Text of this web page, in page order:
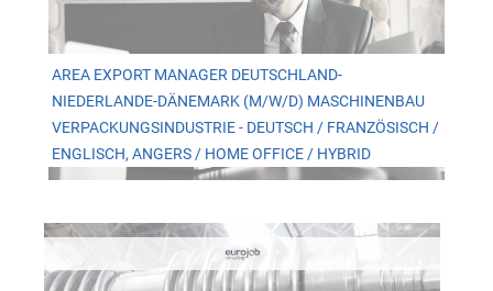
AREA EXPORT MANAGER DEUTSCHLAND-
NIEDERLANDE-DÄNEMARK (M/W/D) MASCHINENBAU
VERPACKUNGSINDUSTRIE - DEUTSCH / FRANZÖSISCH /
ENGLISCH, ANGERS / HOME OFFICE / HYBRID